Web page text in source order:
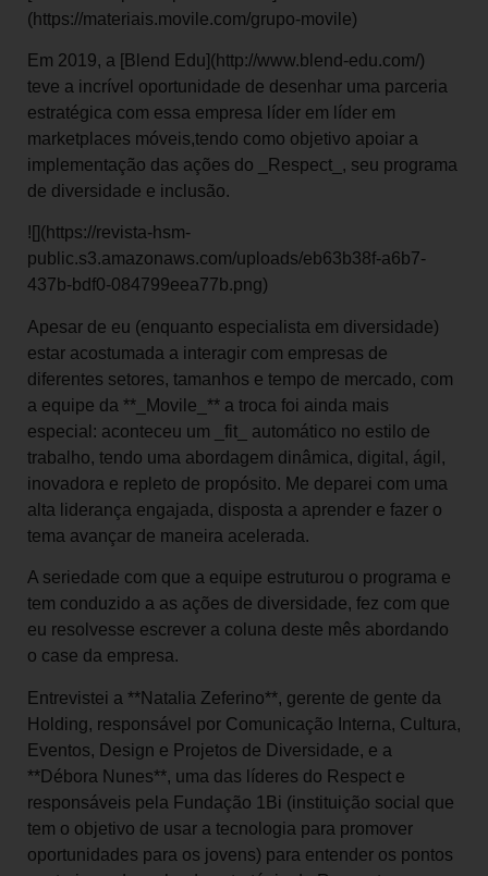
(https://materiais.movile.com/grupo-movile)
Em 2019, a [Blend Edu](http://www.blend-edu.com/)
teve a incrível oportunidade de desenhar uma parceria
estratégica com essa empresa líder em líder em
marketplaces móveis,tendo como objetivo apoiar a
implementação das ações do _Respect_, seu programa
de diversidade e inclusão.
![](https://revista-hsm-
public.s3.amazonaws.com/uploads/eb63b38f-a6b7-
437b-bdf0-084799eea77b.png)
Apesar de eu (enquanto especialista em diversidade)
estar acostumada a interagir com empresas de
diferentes setores, tamanhos e tempo de mercado, com
a equipe da **_Movile_** a troca foi ainda mais
especial: aconteceu um _fit_ automático no estilo de
trabalho, tendo uma abordagem dinâmica, digital, ágil,
inovadora e repleto de propósito. Me deparei com uma
alta liderança engajada, disposta a aprender e fazer o
tema avançar de maneira acelerada.
A seriedade com que a equipe estruturou o programa e
tem conduzido a as ações de diversidade, fez com que
eu resolvesse escrever a coluna deste mês abordando
o case da empresa.
Entrevistei a **Natalia Zeferino**, gerente de gente da
Holding, responsável por Comunicação Interna, Cultura,
Eventos, Design e Projetos de Diversidade, e a
**Débora Nunes**, uma das líderes do Respect e
responsáveis pela Fundação 1Bi (instituição social que
tem o objetivo de usar a tecnologia para promover
oportunidades para os jovens) para entender os pontos